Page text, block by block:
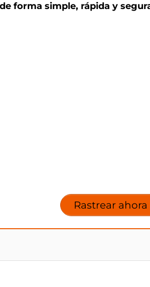
forma simple, rápida y
Rastrear ahora